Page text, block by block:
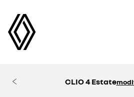
CLIO 4 Estate